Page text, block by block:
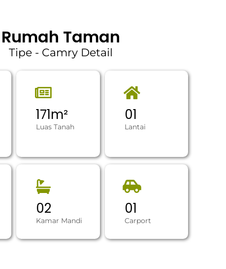
Rumah Taman
Tipe - Camry Detail
171m²
Luas Tanah
01
Lantai
02
Kamar Mandi
01
Carport